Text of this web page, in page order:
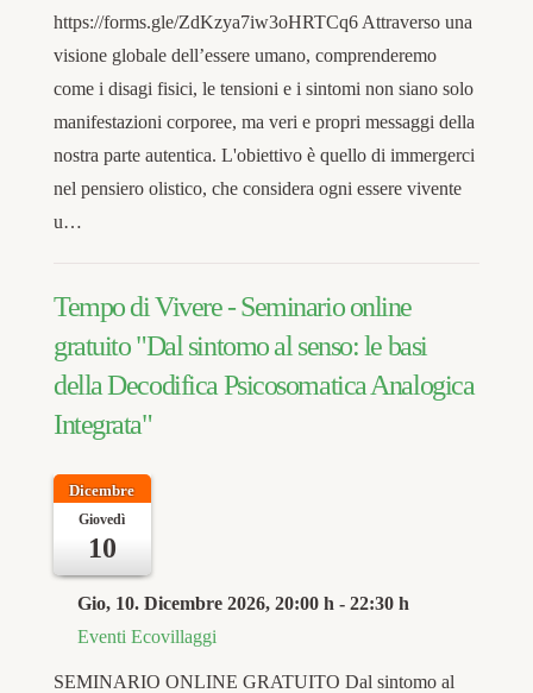
https://forms.gle/ZdKzya7iw3oHRTCq6 Attraverso una
visione globale dell’essere umano, comprenderemo
come i disagi fisici, le tensioni e i sintomi non siano solo
manifestazioni corporee, ma veri e propri messaggi della
nostra parte autentica. L'obiettivo è quello di immergerci
nel pensiero olistico, che considera ogni essere vivente
u…
Tempo di Vivere - Seminario online
gratuito "Dal sintomo al senso: le basi
della Decodifica Psicosomatica Analogica
Integrata"
Dicembre
Giovedì
10
Gio, 10. Dicembre 2026, 20:00 h - 22:30 h
Eventi Ecovillaggi
SEMINARIO ONLINE GRATUITO Dal sintomo al